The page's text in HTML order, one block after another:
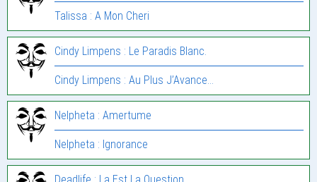
Talissa : A Mon Cheri
Cindy Limpens : Le Paradis Blanc.
Cindy Limpens : Au Plus J’Avance…
Nelpheta : Amertume
Nelpheta : Ignorance
Deadlife : La Est La Question…